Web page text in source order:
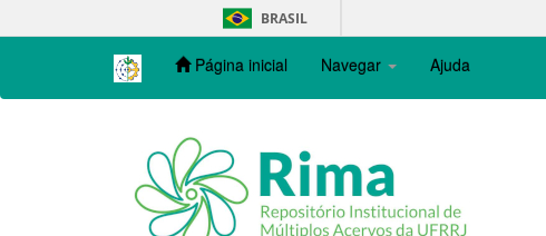
navigation
BRASIL
Página inicial Navegar Ajuda